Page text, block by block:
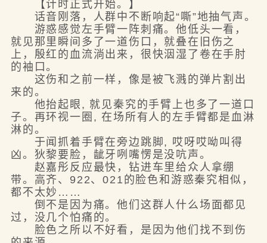
【计时正式开始。】
话音刚落，人群中不断响起“嘶”地抽气声。
游惑感觉左手臂一阵刺痛。他低头一看，
就见那里瞬间多了一道伤口，就叠在旧伤之
上，殷红的血流淌出来，很快洇湿了卷在手肘
的袖口。
这伤和之前一样，像是被飞溅的弹片割出
来的。
他抬起眼, 就见秦究的手臂上也多了一道口
子。再环视一圈, 在场所有人的左手臂都是血淋
淋的。
于闻抓着手臂在旁边跳脚, 哎呀哎呦叫得
凶。狄黎要脸，龇牙咧嘴愣是没吭声。
赵嘉彤反应最快，钻进车里给众人拿绷
带。高齐、922、021的脸色和游惑秦究相似，
都不太妙……
倒不是因为痛。他们这群人什么场面都见
过，没几个怕痛的。
脸色之所以不好看，是因为他们找不到伤